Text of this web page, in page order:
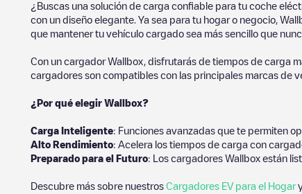
¿Buscas una solución de carga confiable para tu coche
con un diseño elegante. Ya sea para tu hogar o negocio,
que mantener tu vehículo cargado sea más sencillo que
Con un cargador Wallbox, disfrutarás de tiempos de carga
cargadores son compatibles con las principales marcas de
¿Por qué elegir Wallbox?
Carga Inteligente: Funciones avanzadas que te permiten
Alto Rendimiento: Acelera los tiempos de carga con
Preparado para el Futuro: Los cargadores Wallbox están
Descubre más sobre nuestros Cargadores EV para el Hogar